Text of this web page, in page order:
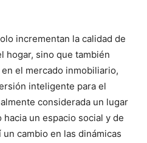
incrementan la calidad de
hogar, sino que también
el mercado inmobiliario,
inteligente para el
considerada un lugar
un espacio social y de
cambio en las dinámicas